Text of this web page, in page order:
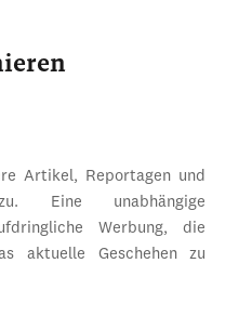
Artikel, Reportagen und
Eine unabhängige
Werbung, die
aktuelle Geschehen zu